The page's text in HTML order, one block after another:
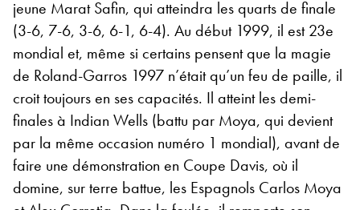
jeune Marat Safin, qui atteindra les quarts de finale
(3-6, 7-6, 3-6, 6-1, 6-4). Au début 1999, il est 23e
mondial et, même si certains pensent que la magie
de Roland-Garros 1997 n’était qu’un feu de paille, il
croit toujours en ses capacités. Il atteint les demi-
finales à Indian Wells (battu par Moya, qui devient
par la même occasion numéro 1 mondial), avant de
faire une démonstration en Coupe Davis, où il
domine, sur terre battue, les Espagnols Carlos Moya